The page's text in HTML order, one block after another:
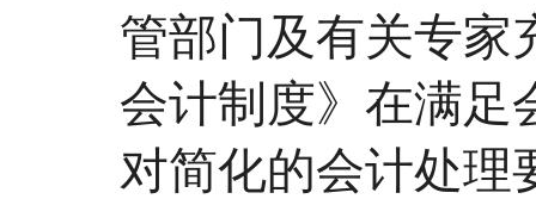
管部门及有关专家
会计制度》在满足
对简化的会计处理